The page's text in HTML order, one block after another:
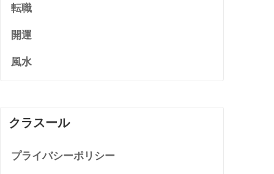
転職
開運
風水
クラスール
プライバシーポリシー